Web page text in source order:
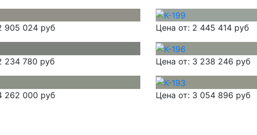
905 024 руб Цена от: 2 445 414 руб
234 780 руб Цена от: 3 238 246 руб
262 000 руб Цена от: 3 054 896 руб